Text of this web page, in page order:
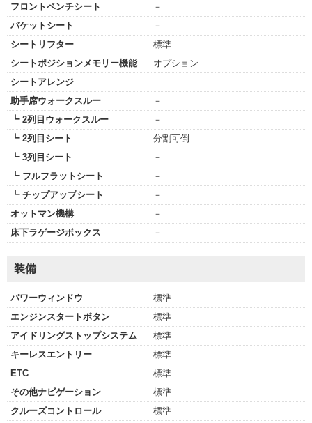
フロントベンチシート
－
バケットシート
－
シートリフター
標準
シートポジションメモリー機能
オプション
シートアレンジ
助手席ウォークスルー
－
┗ 2列目ウォークスルー
－
┗ 2列目シート
分割可倒
┗ 3列目シート
－
┗ フルフラットシート
－
┗ チップアップシート
－
オットマン機構
－
床下ラゲージボックス
－
装備
パワーウィンドウ
標準
エンジンスタートボタン
標準
アイドリングストップシステム
標準
キーレスエントリー
標準
ETC
標準
その他ナビゲーション
標準
クルーズコントロール
標準